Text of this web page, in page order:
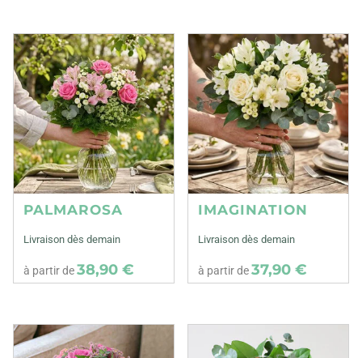
PALMAROSA
Livraison dès demain
à partir de38,90 €
IMAGINATION
Livraison dès demain
à partir de37,90 €